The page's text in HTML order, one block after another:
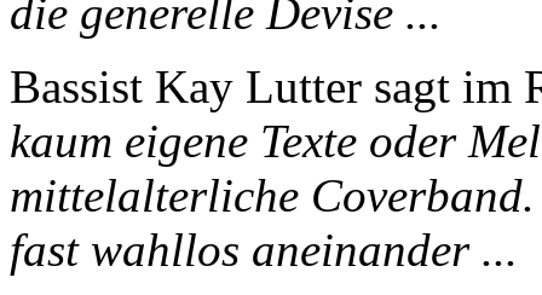
die generelle Devise ...
Bassist Kay Lutter sagt
kaum eigene Texte oder
mittelalterliche
fast wahllos aneinander ...